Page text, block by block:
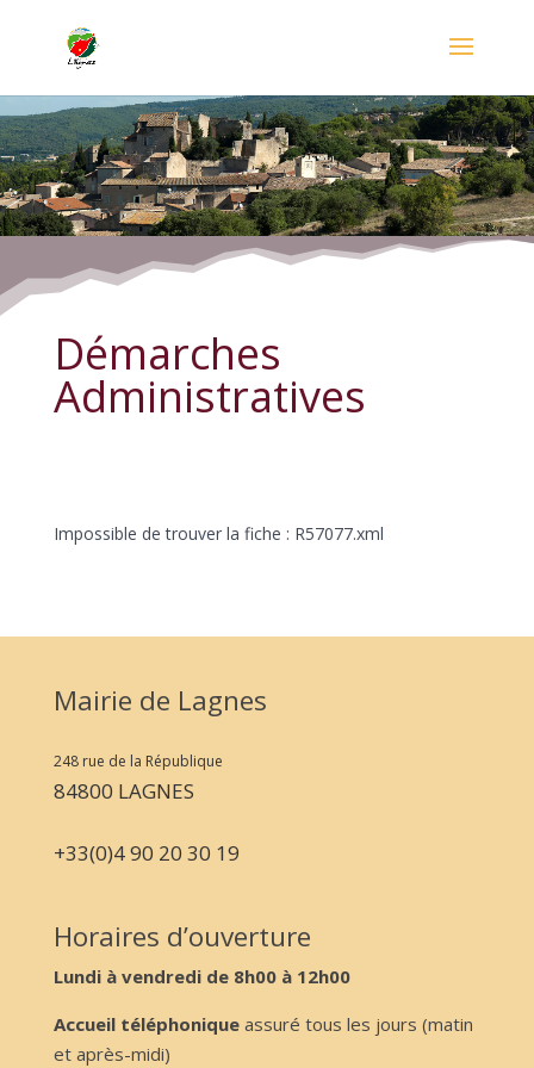
Démarches Administratives
Démarches
Administratives
Impossible de trouver la fiche : R57077.xml
Mairie de Lagnes
248 rue de la République
84800 LAGNES
+33(0)4 90 20 30 19
Horaires d’ouverture
Lundi à vendredi de 8h00 à 12h00
Accueil téléphoniqueassuré tous les jours (matin
et après-midi)